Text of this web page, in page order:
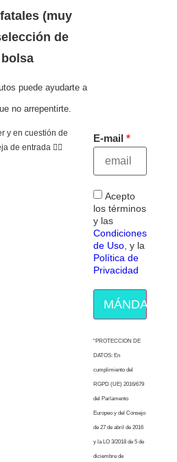
(muy
de
puede ayudarte a
no arrepentirte.
y en cuestión de
de entrada 👇🏻
E-mail
Acepto
los términos
y las
Condiciones
de Uso, y la
Política de
Privacidad
MÁNDAME
“PROTECCION DE
DATOS: En
cumplimiento del
RGPD (UE) 2016/679
del Parlamento
Europeo y del Consejo
de 27 de abril de 2016
y la LO 3/2018 de 5 de
diciembre de